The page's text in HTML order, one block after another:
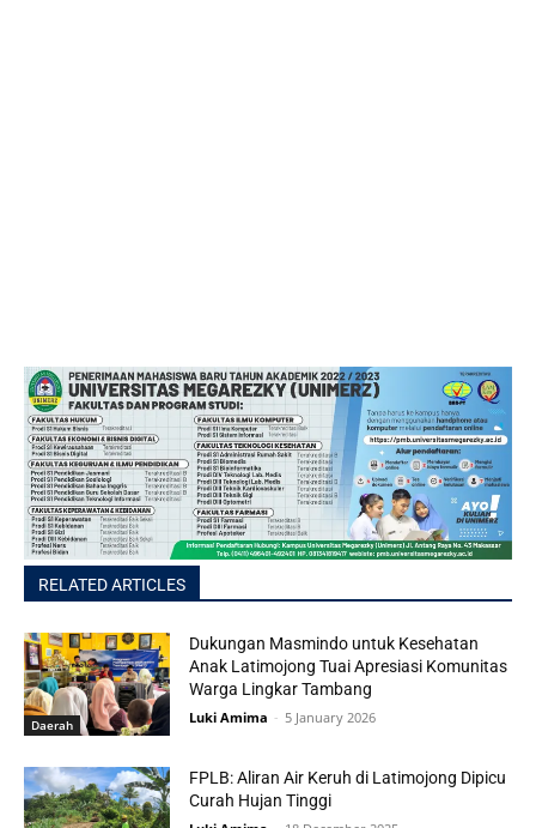
RELATED ARTICLES
Daerah
Dukungan Masmindo untuk Kesehatan
Anak Latimojong Tuai Apresiasi Komunitas
Warga Lingkar Tambang
Luki Amima - 5 January 2026
FPLB: Aliran Air Keruh di Latimojong Dipicu
Curah Hujan Tinggi